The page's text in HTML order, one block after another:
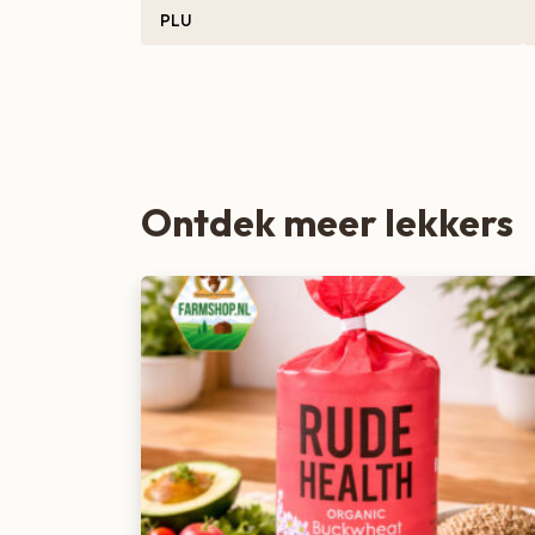
Zoete lekkernijen
PLU
Ontdek meer lekkers